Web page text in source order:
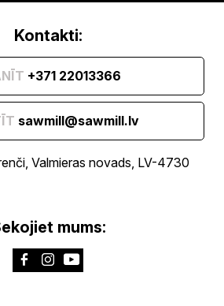
Kontakti:
+371 22013366
sawmill@sawmill.lv
Valmieras novads, LV-4730
mums: